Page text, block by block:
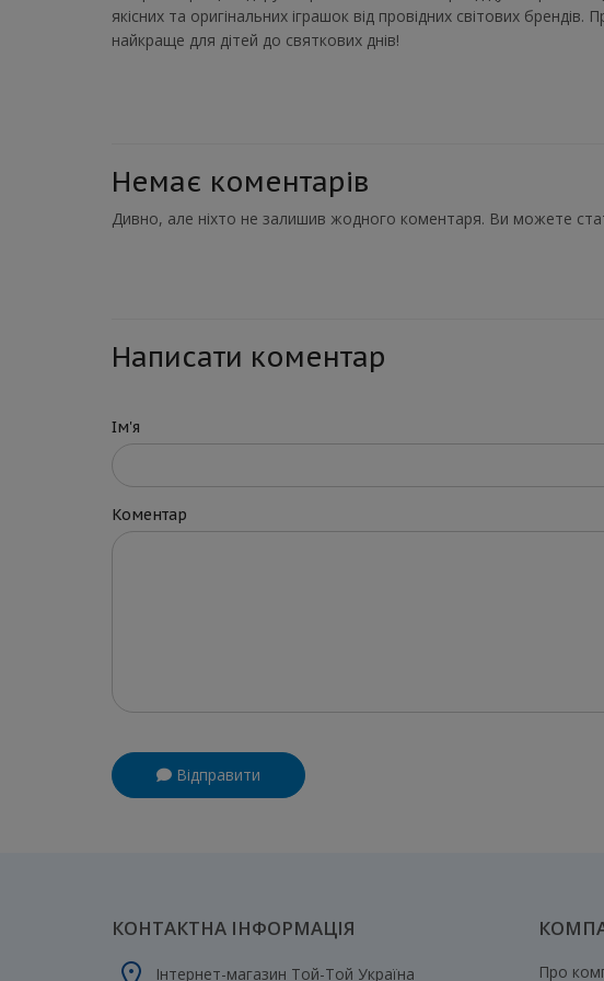
якісних та оригінальних іграшок від провідних світових
найкраще для дітей до святкових днів!
Немає коментарів
Дивно, але ніхто не залишив жодного коментаря. Ви можете
Написати коментар
Ім'я
Коментар
Відправити
КОНТАКТНА ІНФОРМАЦІЯ
Інтернет-магазин Той-Той Україна Про